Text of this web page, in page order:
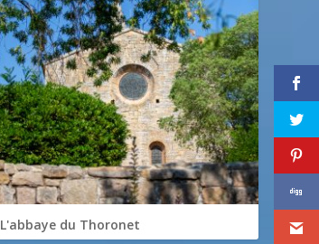
L'abbaye du Thoronet